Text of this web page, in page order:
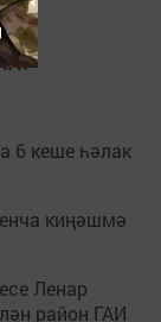
6 кеше һәлак
киңәшмә
Ленар
район ГАИ